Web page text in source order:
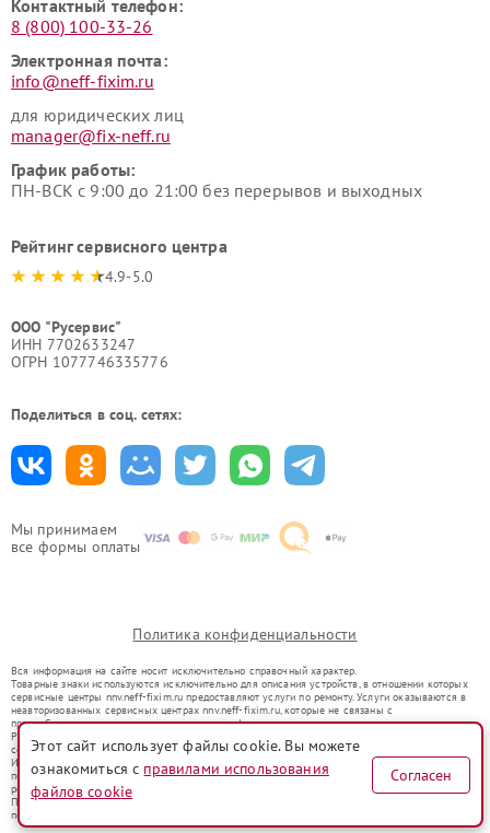
Мы принимаем
все формы оплаты
Контактный телефон:
8 (800) 100-33-26
Электронная почта:
info@neff-fixim.ru
для юридических лиц
manager@fix-neff.ru
График работы:
ПН-ВСК с 9:00 до 21:00 без перерывов и выходных
Рейтинг сервисного центра
4.9-5.0
ООО "Русервис"
ИНН 7702633247
ОГРН 1077746335776
Поделиться в соц. сетях:
Политика конфиденциальности
Вся информация на сайте носит исключительно справочный характер.
Товарные знаки используются исключительно для описания устройств, в отношении которых
сервисные центры nnv.neff-fixim.ru предоставляют услуги по ремонту. Услуги оказываются в
неавторизованных сервисных центрах nnv.neff-fixim.ru, которые не связаны с
правообладателями товарных знаков или их официальными представителями.
Ремонт осуществляется для устройств, уже введенных в гражданский оборот в соответствии
со статьей 1487 ГК РФ.
Использование товарных знаков не преследует цели индивидуализации услуг или введения
потребителей в заблуждение, а служит для информирования о предоставляемых услугах по
ремонту техники указанных брендов.
Представленная на сайте информация не является публичной офертой, определяемой
положениями Статьи 437(2) Гражданского кодекса РФ
Этот сайт использует файлы cookie. Вы можете
ознакомиться с правилами использования
файлов cookie
Согласен